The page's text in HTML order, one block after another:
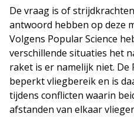
De vraag is of
antwoord hebben op deze
Volgens Popular Science
verschillende situaties het
raket is er namelijk niet. De
beperkt vliegbereik en is
tijdens conflicten waarin
afstanden van elkaar